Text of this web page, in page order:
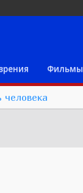
Фильмы
человека